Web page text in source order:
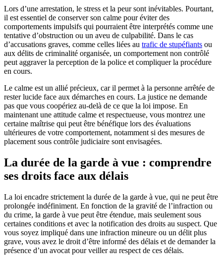
Lors d’une arrestation, le stress et la peur sont inévitables. Pourtant,
il est essentiel de conserver son calme pour éviter des
comportements impulsifs qui pourraient être interprétés comme une
tentative d’obstruction ou un aveu de culpabilité. Dans le cas
d’accusations graves, comme celles liées au trafic de stupéfiants ou
aux délits de criminalité organisée, un comportement non contrôlé
peut aggraver la perception de la police et compliquer la procédure
en cours.
Le calme est un allié précieux, car il permet à la personne arrêtée de
rester lucide face aux démarches en cours. La justice ne demande
pas que vous coopériez au-delà de ce que la loi impose. En
maintenant une attitude calme et respectueuse, vous montrez une
certaine maîtrise qui peut être bénéfique lors des évaluations
ultérieures de votre comportement, notamment si des mesures de
placement sous contrôle judiciaire sont envisagées.
La durée de la garde à vue : comprendre
ses droits face aux délais
La loi encadre strictement la durée de la garde à vue, qui ne peut être
prolongée indéfiniment. En fonction de la gravité de l’infraction ou
du crime, la garde à vue peut être étendue, mais seulement sous
certaines conditions et avec la notification des droits au suspect. Que
vous soyez impliqué dans une infraction mineure ou un délit plus
grave, vous avez le droit d’être informé des délais et de demander la
présence d’un avocat pour veiller au respect de ces délais.